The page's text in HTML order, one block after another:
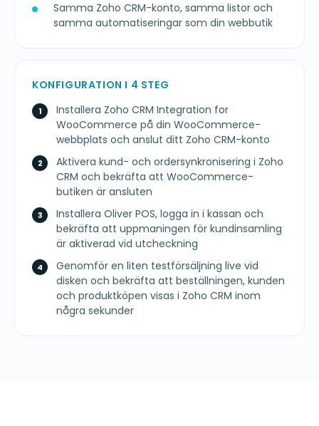
Samma Zoho CRM-konto, samma listor och
samma automatiseringar som din webbutik
KONFIGURATION I 4 STEG
Installera Zoho CRM Integration for
WooCommerce på din WooCommerce-
webbplats och anslut ditt Zoho CRM-konto
Aktivera kund- och ordersynkronisering i Zoho
CRM och bekräfta att WooCommerce-
butiken är ansluten
Installera Oliver POS, logga in i kassan och
bekräfta att uppmaningen för kundinsamling
är aktiverad vid utcheckning
Genomför en liten testförsäljning live vid
disken och bekräfta att beställningen, kunden
och produktköpen visas i Zoho CRM inom
några sekunder